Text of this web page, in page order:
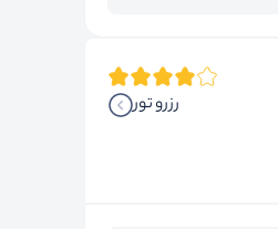
رزرو تور